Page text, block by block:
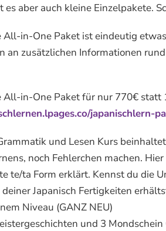
es aber auch kleine Einzelpakete.
in-One Paket ist eindeutig
an zusätzlichen Informationen
All-in-One Paket für nur 770€ statt
japanischlern-
und Lesen Kurs
noch Fehlerchen machen.
te/ta Form erklärt. Kennst du die
Japanisch Fertigkeiten
Niveau (GANZ NEU)
und 3 Mondschein